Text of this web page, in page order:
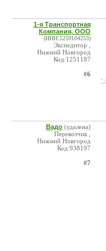
1-я Транспортная
Компания, ООО
(ИНН:5259104253)
Экспедитор ,
Нижний Новгород
Код:1251187
#6
*
Вадо (удалена)
Перевозчик ,
Нижний Новгород
Код:938197
#7